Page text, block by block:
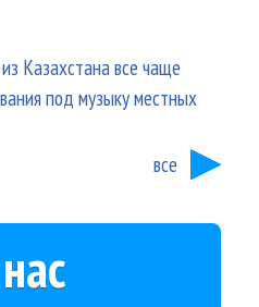
Казахстана все чаще
под музыку местных
все